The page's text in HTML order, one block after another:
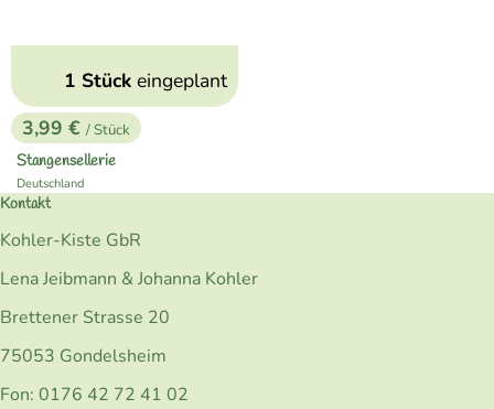
, Preis:
3,99 € / Stück
Stangensellerie
, Herkunft:
Deutschland
1 Stückeingeplant
Kontakt
Kohler-Kiste GbR
Lena Jeibmann & Johanna Kohler
Brettener Strasse 20
75053 Gondelsheim
Fon: 0176 42 72 41 02